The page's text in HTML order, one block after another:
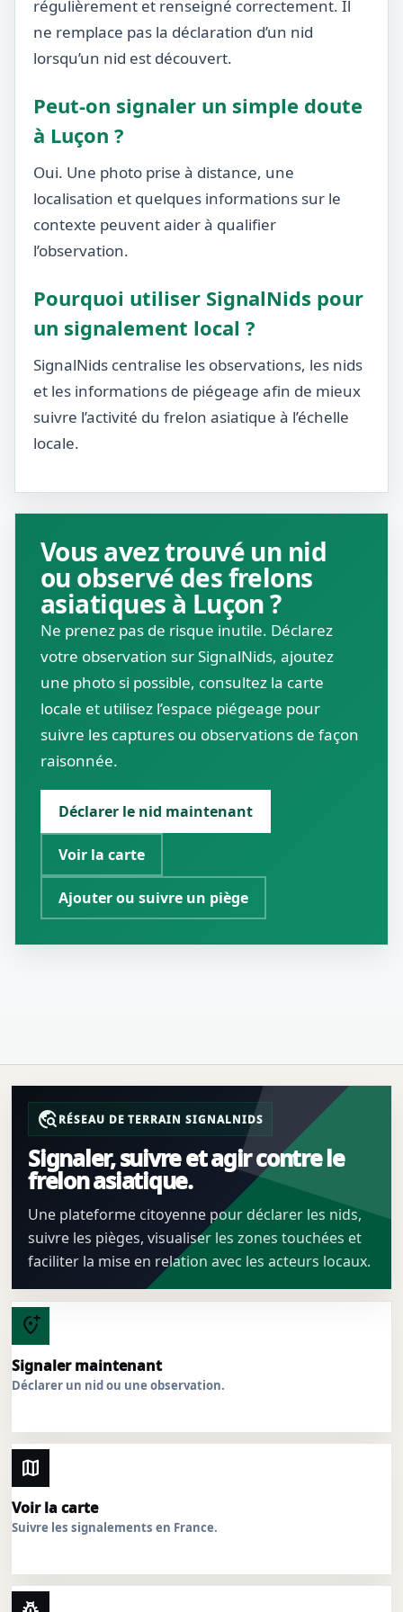
régulièrement et renseigné correctement. Il
ne remplace pas la déclaration d’un nid
lorsqu’un nid est découvert.
Peut-on signaler un simple doute
à Luçon ?
Oui. Une photo prise à distance, une
localisation et quelques informations sur le
contexte peuvent aider à qualifier
l’observation.
Pourquoi utiliser SignalNids pour
un signalement local ?
SignalNids centralise les observations, les nids
et les informations de piégeage afin de mieux
suivre l’activité du frelon asiatique à l’échelle
locale.
Vous avez trouvé un nid
ou observé des frelons
asiatiques à Luçon ?
Ne prenez pas de risque inutile. Déclarez
votre observation sur SignalNids, ajoutez
une photo si possible, consultez la carte
locale et utilisez l’espace piégeage pour
suivre les captures ou observations de façon
raisonnée.
Déclarer le nid maintenant
Voir la carte
Ajouter ou suivre un piège
travel_exploreRÉSEAU DE TERRAIN SIGNALNIDS
Signaler, suivre et agir contre le
frelon asiatique.
Une plateforme citoyenne pour déclarer les nids,
suivre les pièges, visualiser les zones touchées et
faciliter la mise en relation avec les acteurs locaux.
add_location_alt
Signaler maintenant
Déclarer un nid ou une observation.
map
Voir la carte
Suivre les signalements en France.